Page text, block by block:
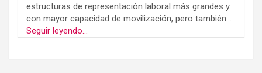
estructuras de representación laboral más grandes y
con mayor capacidad de movilización, pero también...
Seguir leyendo...